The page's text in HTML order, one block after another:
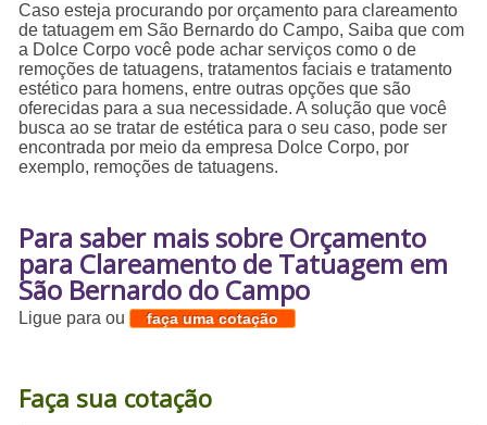
Caso esteja procurando por orçamento para clareamento
de tatuagem em São Bernardo do Campo, Saiba que com
a Dolce Corpo você pode achar serviços como o de
remoções de tatuagens, tratamentos faciais e tratamento
estético para homens, entre outras opções que são
oferecidas para a sua necessidade. A solução que você
busca ao se tratar de estética para o seu caso, pode ser
encontrada por meio da empresa Dolce Corpo, por
exemplo, remoções de tatuagens.
Para saber mais sobre Orçamento
para Clareamento de Tatuagem em
São Bernardo do Campo
Ligue paraou faça uma cotação
Faça sua cotação